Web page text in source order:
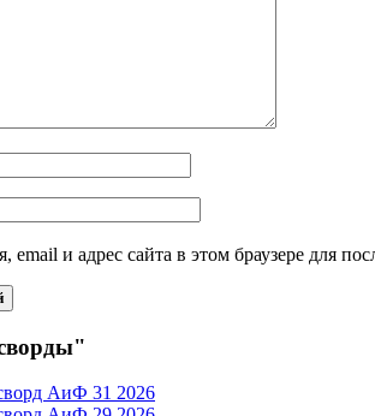
email и адрес сайта в этом браузере для
АиФ 31 2026